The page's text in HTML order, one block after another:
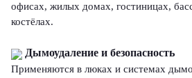
офисах, жилых домах, гостиницах,
костёлах.
Дымоудаление и безопасность
Применяются в люках и системах